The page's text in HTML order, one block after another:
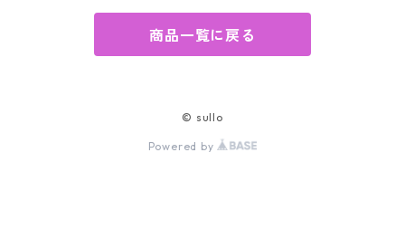
商品一覧に戻る
© sullo
Powered by